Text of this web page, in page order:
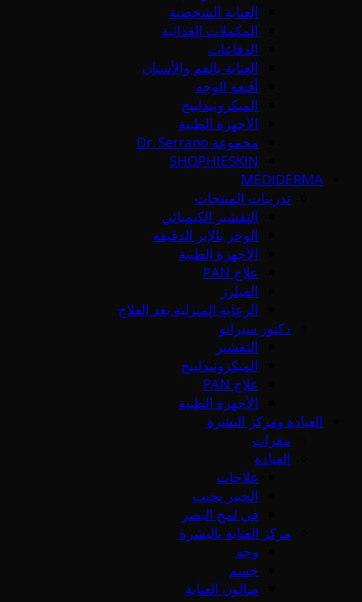
العناية الشخصية
المكملات الغذائية
الدفاعات
العناية بالفم والأسنان
أقنعة الوجه
الميكرونيدلينج
الأجهزة الطبية
مجموعة Dr. Serrano
SHOPHIESKIN
MEDIDERMA
تدريبات المنتجات
التقشير الكيميائي
الوخز بالإبر الدقيقة
الأجهزة الطبية
علاج PAN
الفيلرز
الرعاية المنزلية بعد العلاج
دكتور سيرانو
التقشير
الميكرونيدلينج
علاج PAN
الأجهزة الطبية
العيادة ومركز البشرة
مقرات
العيادة
علاجات
الخبير يجيب
في لمح البصر
مركز العناية بالبشرة
وجه
جسم
صالون العناية